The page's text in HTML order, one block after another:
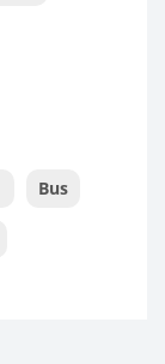
Bus